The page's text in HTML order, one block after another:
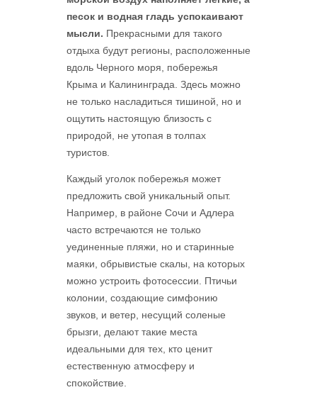
песок и водная гладь успокаивают
мысли. Прекрасными для такого
отдыха будут регионы, расположенные
вдоль Черного моря, побережья
Крыма и Калининграда. Здесь можно
не только насладиться тишиной, но и
ощутить настоящую близость с
природой, не утопая в толпах
туристов.
Каждый уголок побережья может
предложить свой уникальный опыт.
Например, в районе Сочи и Адлера
часто встречаются не только
уединенные пляжи, но и старинные
маяки, обрывистые скалы, на которых
можно устроить фотосессии. Птичьи
колонии, создающие симфонию
звуков, и ветер, несущий соленые
брызги, делают такие места
идеальными для тех, кто ценит
естественную атмосферу и
спокойствие.